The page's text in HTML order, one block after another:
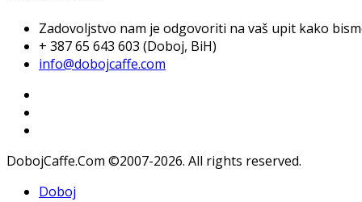
Zadovoljstvo nam je odgovoriti na vaš upit kako
+ 387 65 643 603 (Doboj, BiH)
info@dobojcaffe.com
DobojCaffe.Com ©2007-2026. All rights reserved.
Doboj